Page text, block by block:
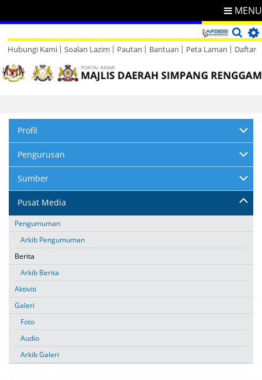
MENU
Hubungi Kami
Direktori
Soalan Lazim Pautan Bantuan Peta Laman Daftar
Profil
Pengurusan
Sumber
Pusat Media
Pengumuman
Arkib Pengumuman
Berita
Arkib Berita
Aktiviti
Galeri
Foto
Audio
Arkib Galeri